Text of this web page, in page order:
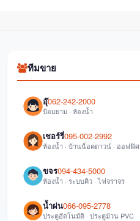
ทีมขาย
อุ๊062-242-2000
ป้อมยาม · ห้องน้ำ
เชอร์รี่095-002-2992
ห้องน้ำ · บ้านน็อคดาวน์ · ออฟฟิศ
ขจร094-434-5000
ห้องน้ำ · ระบบคิว · ไฟจราจร
น้ำฝน066-095-2778
ประตูอัตโนมัติ · ประตูม้วน PVC